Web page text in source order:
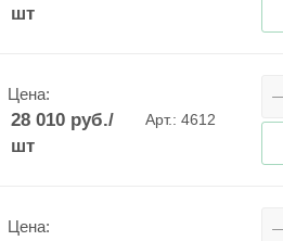
шт
Цена:
28 010руб./
шт
Арт.: 4612
Цена: